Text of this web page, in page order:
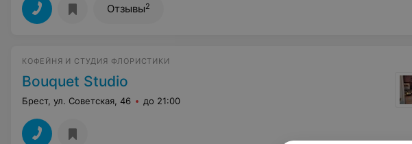
Отзывы2
КОФЕЙНЯ И СТУДИЯ ФЛОРИСТИКИ
Bouquet Studio
Брест, ул. Советская, 46 до 21:00